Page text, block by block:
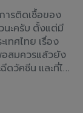
ารติดเชื้อของ
ะครับ ตั้งแต่มี
ทศไทย เรื่อง
สมควรแล้วยัง
วัคซีน และที่ได้